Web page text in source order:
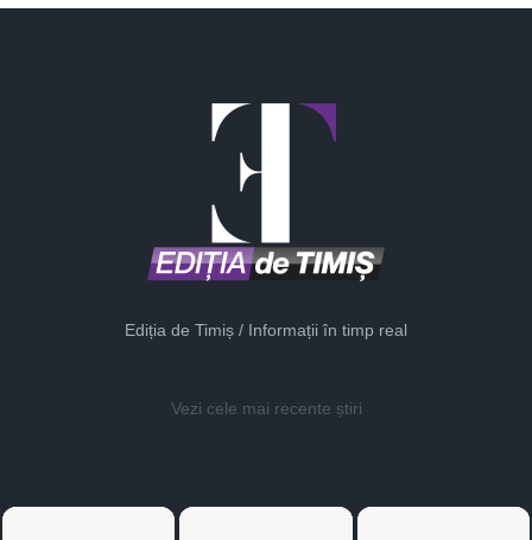
Ediția de Timiș / Informații în timp real
Vezi cele mai recente știri